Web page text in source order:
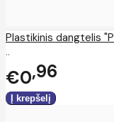
Plastikinis dangtelis
..
€0 96